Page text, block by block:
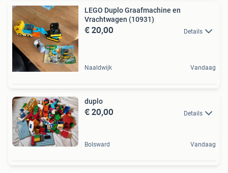
LEGO Duplo Graafmachine en
Vrachtwagen (10931)
€ 20,00 Details
Naaldwijk Vandaag
duplo
€ 20,00 Details
Bolsward Vandaag